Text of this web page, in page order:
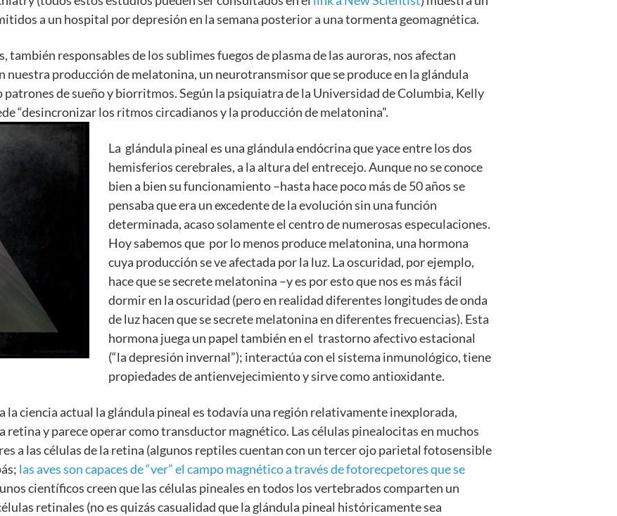
a un hospital por depresión en la semana posterior a una tormenta geomagnética.
también responsables de los sublimes fuegos de plasma de las auroras, nos afectan
nuestra producción de melatonina, un neurotransmisor que se produce en la glándula
de sueño y biorritmos. Según la psiquiatra de la Universidad de Columbia, Kelly
“desincronizar los ritmos circadianos y la producción de melatonina”.
La glándula pineal es una glándula endócrina que yace entre los dos
hemisferios cerebrales, a la altura del entrecejo. Aunque no se conoce
bien a bien su funcionamiento –hasta hace poco más de 50 años se
pensaba que era un excedente de la evolución sin una función
determinada, acaso solamente el centro de numerosas especulaciones.
Hoy sabemos que por lo menos produce melatonina, una hormona
cuya producción se ve afectada por la luz. La oscuridad, por ejemplo,
hace que se secrete melatonina –y es por esto que nos es más fácil
dormir en la oscuridad (pero en realidad diferentes longitudes de onda
de luz hacen que se secrete melatonina en diferentes frecuencias). Esta
hormona juega un papel también en el trastorno afectivo estacional
(“la depresión invernal”); interactúa con el sistema inmunológico, tiene
propiedades de antienvejecimiento y sirve como antioxidante.
la ciencia actual la glándula pineal es todavía una región relativamente inexplorada,
retina y parece operar como transductor magnético. Las células pinealocitas en muchos
a las células de la retina (algunos reptiles cuentan con un tercer ojo parietal fotosensible
las aves son capaces de “ver” el campo magnético a través de fotorecpetores que se
científicos creen que las células pineales en todos los vertebrados comparten un
retinales (no es quizás casualidad que la glándula pineal históricamente sea